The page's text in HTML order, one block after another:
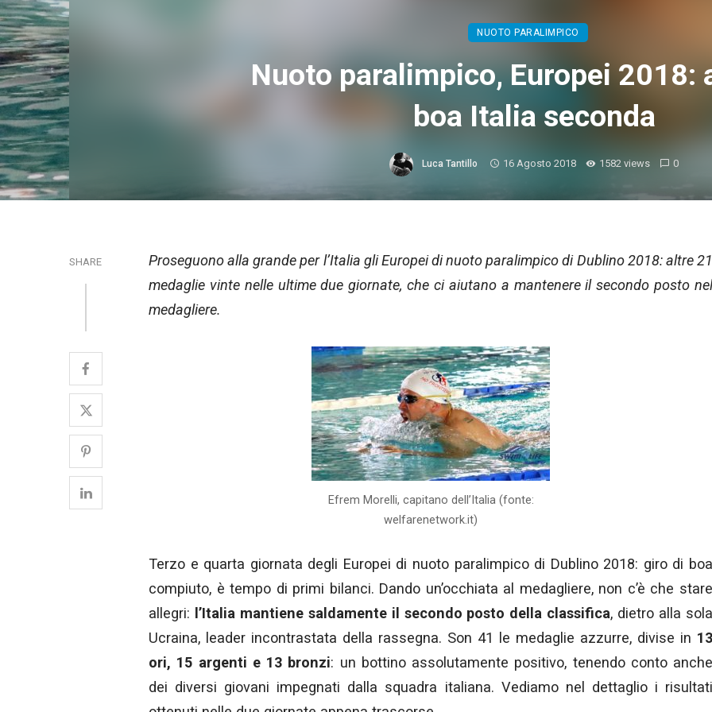
NUOTO PARALIMPICO
Nuoto paralimpico, Europei 2018:
boa Italia seconda
Luca Tantillo 16 Agosto 2018 1582 views 0
SHARE
Proseguono alla grande per l’Italia gli Europei di nuoto paralimpico di Dublino 2018: altre 21
medaglie vinte nelle ultime due giornate, che ci aiutano a mantenere il secondo posto nel
medagliere.
Efrem Morelli, capitano dell’Italia (fonte:
welfarenetwork.it)
Terzo e quarta giornata degli Europei di nuoto paralimpico di Dublino 2018: giro di boa
compiuto, è tempo di primi bilanci. Dando un’occhiata al medagliere, non c’è che stare
allegri: l’Italia mantiene saldamente il secondo posto della classifica, dietro alla sola
Ucraina, leader incontrastata della rassegna. Son 41 le medaglie azzurre, divise in 13
ori, 15 argenti e 13 bronzi: un bottino assolutamente positivo, tenendo conto anche
dei diversi giovani impegnati dalla squadra italiana. Vediamo nel dettaglio i risultati